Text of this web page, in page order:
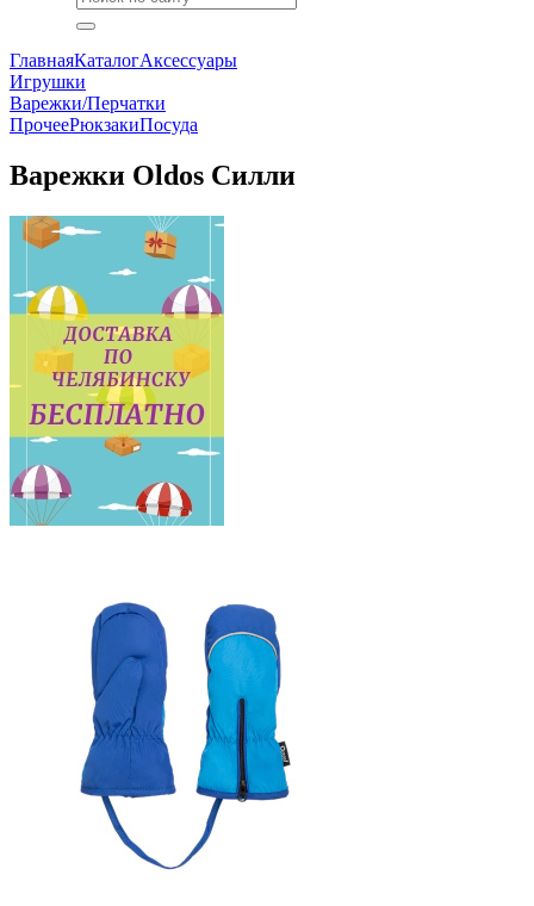
ГлавнаяКаталогАксессуары
Игрушки
Варежки/Перчатки
ПрочееРюкзакиПосуда
Варежки Oldos Силли